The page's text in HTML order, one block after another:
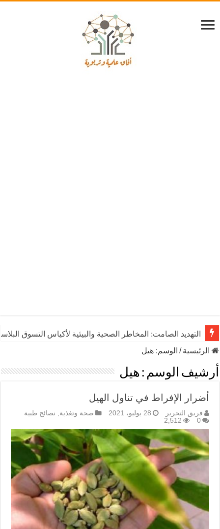
التهديد الصامت: المخاطر الصحية والبيئية لأكياس التسوق
الرئيسية/ الوسم: هيل
أرشيف الوسم : هيل
أضرار الإفراط في تناول الهيل
فريق التحرير 28 يوليو، 2021 صحة وتغذية, نصائح طبية
0
2,512